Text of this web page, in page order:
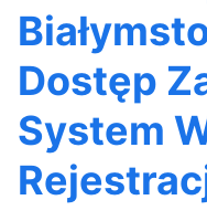
Dostęp
System